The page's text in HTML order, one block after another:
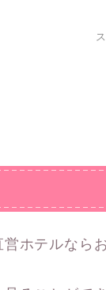
ホテルなら